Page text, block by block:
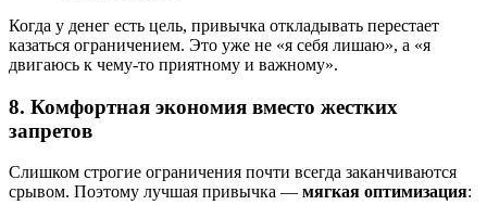
Когда у денег есть цель, привычка откладывать перестает
казаться ограничением. Это уже не «я себя лишаю», а «я
двигаюсь к чему-то приятному и важному».
8. Комфортная экономия вместо жестких
запретов
Слишком строгие ограничения почти всегда заканчиваются
срывом. Поэтому лучшая привычка — мягкая оптимизация: